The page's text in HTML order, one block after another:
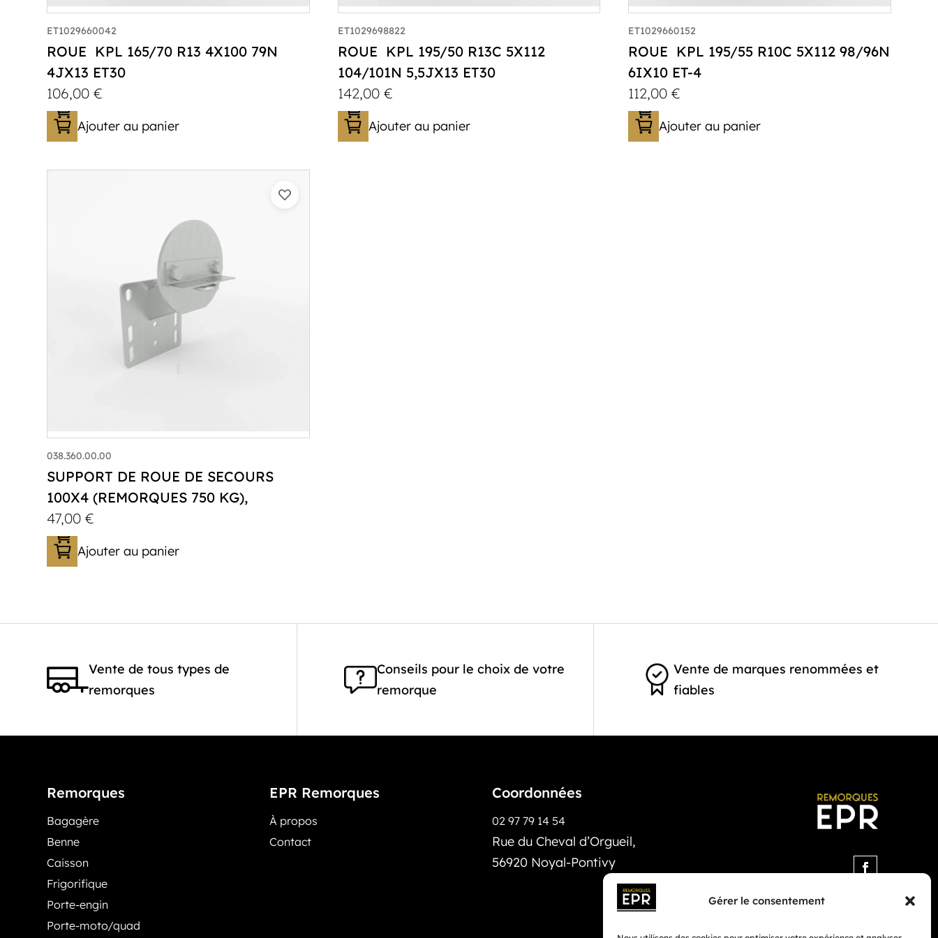
Gérer le consentement
ET1029660042
ROUE KPL 165/70 R13 4X100 79N
4JX13 ET30
106,00€
Ajouter au panier
ET1029698822
ROUE KPL 195/50 R13C 5X112
104/101N 5,5JX13 ET30
142,00 €
Ajouter au panier
ET1029660152
ROUE KPL 195/55 R10C 5X112 98/96N
6IX10 ET-4
112,00€
Ajouter au panier
038.360.00.00
SUPPORT DE ROUE DE SECOURS
100X4 (REMORQUES 750 KG),
47,00€
Ajouter au panier
Vente de tous types de
remorques
Conseils pour le choix de votre
remorque
Vente de marques renommées et
fiables
Remorques
Bagagère
Benne
Caisson
Frigorifique
Porte-engin
Porte-moto/quad
EPR Remorques
À propos
Contact
Coordonnées
02 97 79 14 54
Rue du Cheval d’Orgueil,
56920 Noyal-Pontivy